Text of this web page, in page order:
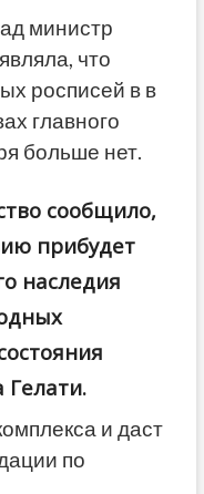
министр
что
росписей в в
главного
больше нет.
сообщило,
прибудет
наследия
Гелати.
и даст
по